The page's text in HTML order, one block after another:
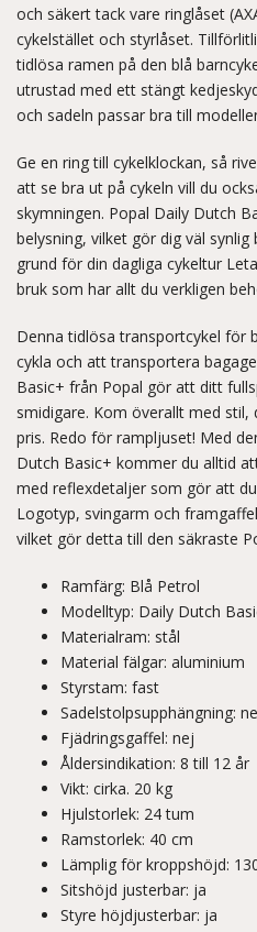
och säkert tack vare ringlåset
cykelstället och styrlåset.
tidlösa ramen på den blå
utrustad med ett stängt
och sadeln passar bra till
Ge en ring till cykelklockan, så
att se bra ut på cykeln vill du
skymningen. Popal Daily Dutch
belysning, vilket gör dig väl
grund för din dagliga cykeltur
bruk som har allt du verkligen
Denna tidlösa transportcykel för
cykla och att transportera
Basic+ från Popal gör att ditt
smidigare. Kom överallt med stil,
pris. Redo för rampljuset! Med
Dutch Basic+ kommer du alltid
med reflexdetaljer som gör att
Logotyp, svingarm och
vilket gör detta till den säkraste
Ramfärg: Blå Petrol
Modelltyp: Daily Dutch
Materialram: stål
Material fälgar: aluminium
Styrstam: fast
Sadelstolpsupphängning:
Fjädringsgaffel: nej
Åldersindikation: 8 till 12 år
Vikt: cirka. 20 kg
Hjulstorlek: 24 tum
Ramstorlek: 40 cm
Lämplig för kroppshöjd:
Sitshöjd justerbar: ja
Styre höjdjusterbar: ja